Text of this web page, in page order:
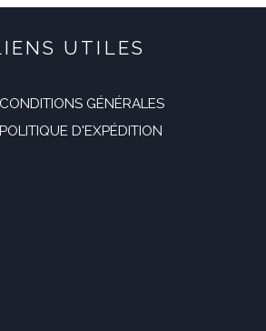
UTILES
CONDITIONS GÉNÉRALES
POLITIQUE D'EXPÉDITION